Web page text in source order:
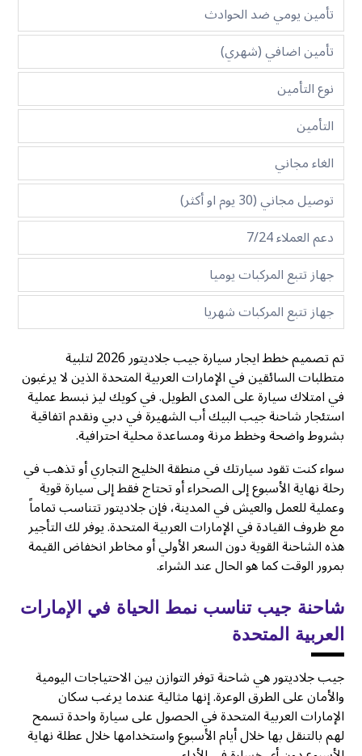
تأمين يومي ضد الحوادث
تأمين اضافي (شهري)
نوع التأمين
التأمين
الغاء مجاني
توصيل مجاني (30 يوم او أكثر)
دعم العملاء 7/24
جهاز تتبع المركبات يوميا
جهاز تتبع المركبات شهريا
تم تصميم خطط ايجار سيارة جيب جلاديتور 2026 لتلبية
متطلبات السائقين في الإمارات العربية المتحدة الذين لا يرغبون
في امتلاك سيارة على المدى الطويل. في كويك ليز نبسط عملية
استئجار شاحنة جيب البيك أب الشهيرة في دبي ونقدم اتفاقية
بشروط واضحة وخطط مرنة ومساعدة محلية احترافية.
سواء كنت تقود سيارتك في منطقة الخليج التجاري أو تذهب في
رحلة نهاية الأسبوع إلى الصحراء أو تحتاج فقط إلى سيارة قوية
وعملية للعمل والعيش في المدينة، فإن جلاديتور تتناسب تماماً
مع ظروف القيادة في الإمارات العربية المتحدة. يوفر لك التأجير
هذه الشاحنة القوية دون السعر الأولي أو مخاطر انخفاض القيمة
بمرور الوقت كما هو الحال عند الشراء.
شاحنة جيب تناسب نمط الحياة في الإمارات
العربية المتحدة
جيب جلاديتور هي شاحنة توفر التوازن بين الاحتياجات اليومية
والأمان على الطرق الوعرة. إنها مثالية عندما يرغب سكان
الإمارات العربية المتحدة في الحصول على سيارة واحدة تسمح
لهم بالتنقل بها خلال أيام الأسبوع واستخدامها خلال عطلة نهاية